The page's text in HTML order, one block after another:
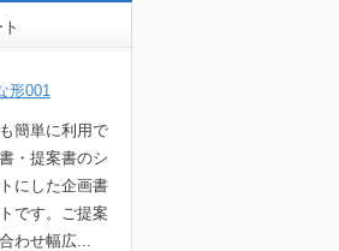
形001
簡単に利用で
・提案書のシ
にした企画書
です。ご提案
わせ幅広...